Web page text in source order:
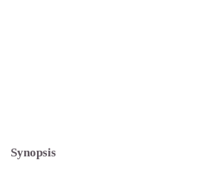
Synopsis